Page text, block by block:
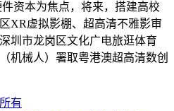
资本为焦点，将来，搭建高校
XR虚拟影棚、超高清不雅影审
圳市龙岗区文化广电旅逛体育
机械人）署取粤港澳超高清数创
有